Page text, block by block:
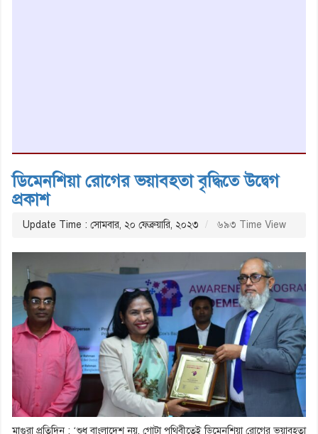
ডিমেনশিয়া রোগের ভয়াবহতা বৃদ্ধিতে উদ্বেগ
প্রকাশ
Update Time : সোমবার, ২০ ফেব্রুয়ারি, ২০২৩ ৬৯৩ Time View
মাগুরা প্রতিদিন : ‘শুধু বাংলাদেশ নয়, গোটা পৃথিবীতেই ডিমেনশিয়া রোগের ভয়াবহতা